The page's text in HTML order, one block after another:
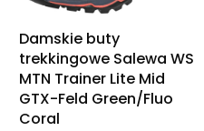
Damskie buty
trekkingowe Salewa WS
MTN Trainer Lite Mid
GTX-Feld Green/Fluo
Coral